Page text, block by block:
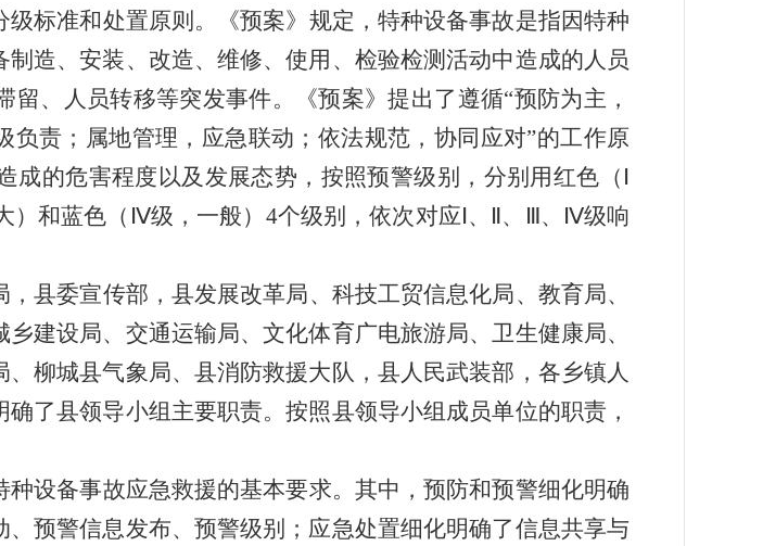
标准和处置原则。《预案》规定， 特种设备事故是指因特种
造、安装、改造、维修、使用、检验检测活动中造成的人员
留、人员转移等突发事件。《预案》提出了遵循“预防为主，
负责；属地管理，应急联动；依法规范，协同应对”的工作原
成的危害程度 以及发展态势，按照预警级别，分别用红色（ Ⅰ
）和蓝色（ Ⅳ级，一般） 4个级别 ，依次对应Ⅰ、 Ⅱ、 Ⅲ、 Ⅳ级响
县委宣传部，县发展改革局、科技工贸信息化局、教育局、
建设局、交通运输局、文化体育广电旅游局、卫生健康局、
柳城县气象局、县消防救援大队，县人民武装部，各乡镇人
了县领导小组主要职责。按照县领导小组成员单位的职责，
设备事故应急救援的基本要求。其中，预防和预警细化明确
预警信息发布、预警级别；应急处置细化明确了信息共享与